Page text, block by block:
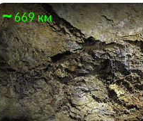
669 км